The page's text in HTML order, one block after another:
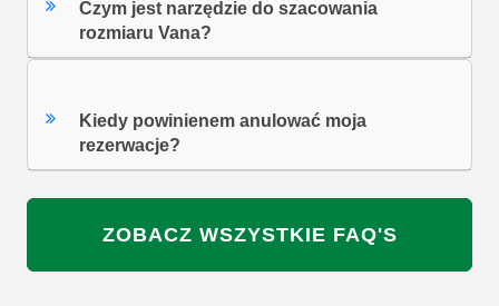
Czym jest narzędzie do szacowania
rozmiaru Vana?
Kiedy powinienem anulować moja
rezerwacje?
ZOBACZ WSZYSTKIE FAQ'S